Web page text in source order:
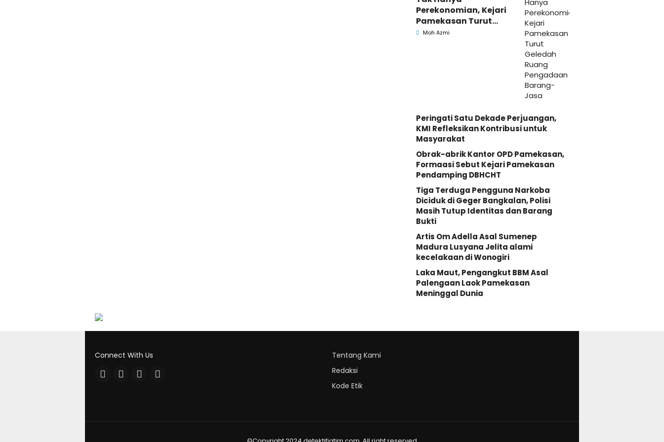
Perekonomian, Kejari
Pamekasan Turut
Geledah Ruang
Moh Azmi
Peringati Satu Dekade Perjuangan,
KMI Refleksikan Kontribusi untuk
Masyarakat
Obrak-abrik Kantor OPD Pamekasan,
Formaasi Sebut Kejari Pamekasan
Pendamping DBHCHT
Tiga Terduga Pengguna Narkoba
Diciduk di Geger Bangkalan, Polisi
Masih Tutup Identitas dan Barang
Bukti
Artis Om Adella Asal Sumenep
Madura Lusyana Jelita alami
kecelakaan di Wonogiri
Laka Maut, Pengangkut BBM Asal
Palengaan Laok Pamekasan
Meninggal Dunia
Tentang Kami
Redaksi
Kode Etik
Connect With Us